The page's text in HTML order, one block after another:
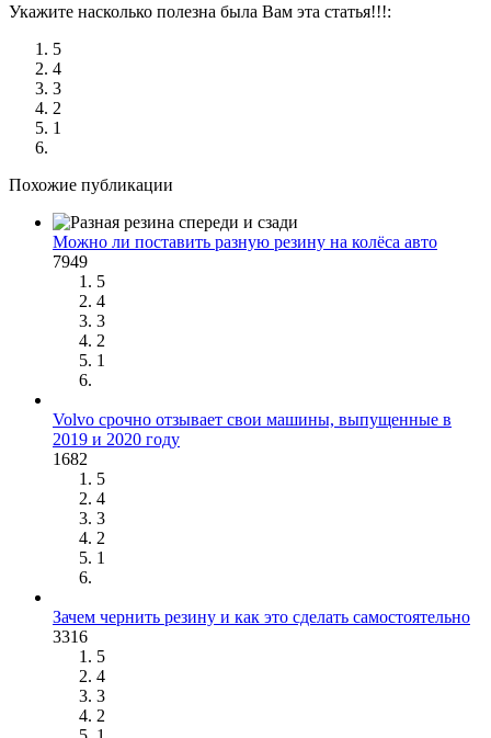
Укажите насколько полезна была Вам эта статья!!!:
5
4
3
2
1
Похожие публикации
Можно ли поставить разную резину на колёса авто
7949
5
4
3
2
1
Volvo срочно отзывает свои машины, выпущенные в
2019 и 2020 году
1682
5
4
3
2
1
Зачем чернить резину и как это сделать самостоятельно
3316
5
4
3
2